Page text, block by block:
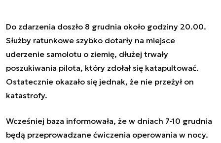
Do zdarzenia doszło 8 grudnia około godziny 20.00.
Służby ratunkowe szybko dotarły na miejsce
uderzenie samolotu o ziemię, dłużej trwały
poszukiwania pilota, który zdołał się katapultować.
Ostatecznie okazało się jednak, że nie przeżył on
katastrofy.
Wcześniej baza informowała, że w dniach 7-10 grudnia
będą przeprowadzane ćwiczenia operowania w nocy.